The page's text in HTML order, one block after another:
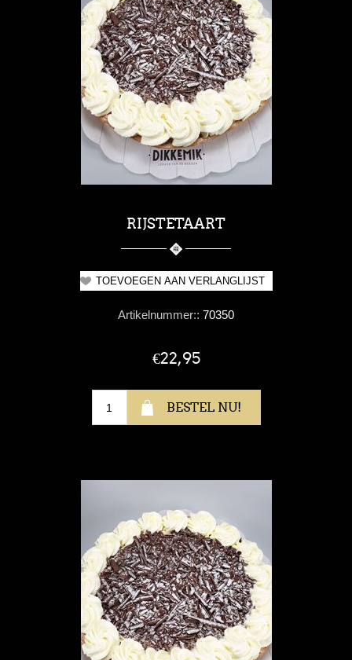
RIJSTETAART
Artikelnummer:: 70350
€22,95